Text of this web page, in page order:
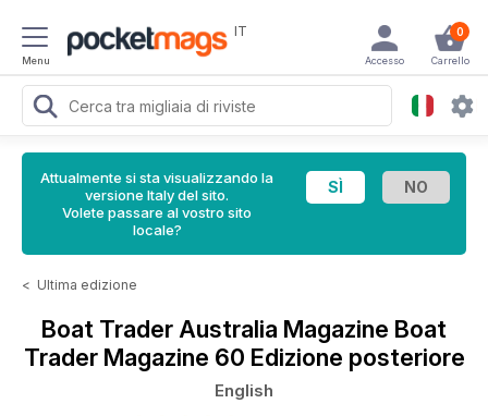
Menu
IT 0
Carrello
Accesso
Attualmente si sta visualizzando la
versione Italy del sito.
Volete passare al vostro sito
locale?
< Ultima edizione
Boat Trader Australia Magazine Boat
Trader Magazine 60 Edizione posteriore
English